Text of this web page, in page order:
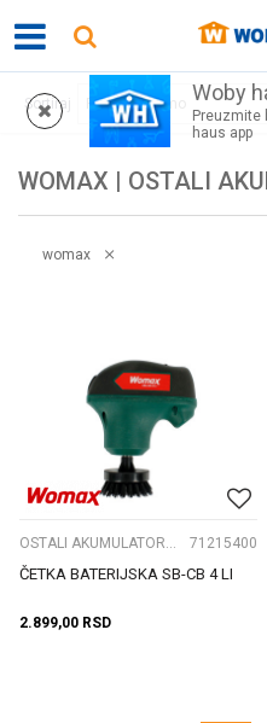
Woby
Preuzmite
haus app
MOGUĆNOST BESPLATNE
WOMAX | OSTALI
Sortiraj
womax
71215400
ČETKA BATERIJSKA SB-CB 4 LI
2.899,00 RSD